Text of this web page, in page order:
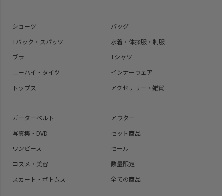
ショーツ
Tバック・スパッツ
ブラ
ニーハイ・タイツ
トップス
バッグ
水着・体操服・制服
Tシャツ
インナーウェア
アクセサリー・雑貨
ガーターベルト
写真集・DVD
ワンピース
コスメ・美容
スカート・ボトムス
アウター
セット商品
セール
数量限定
全ての商品